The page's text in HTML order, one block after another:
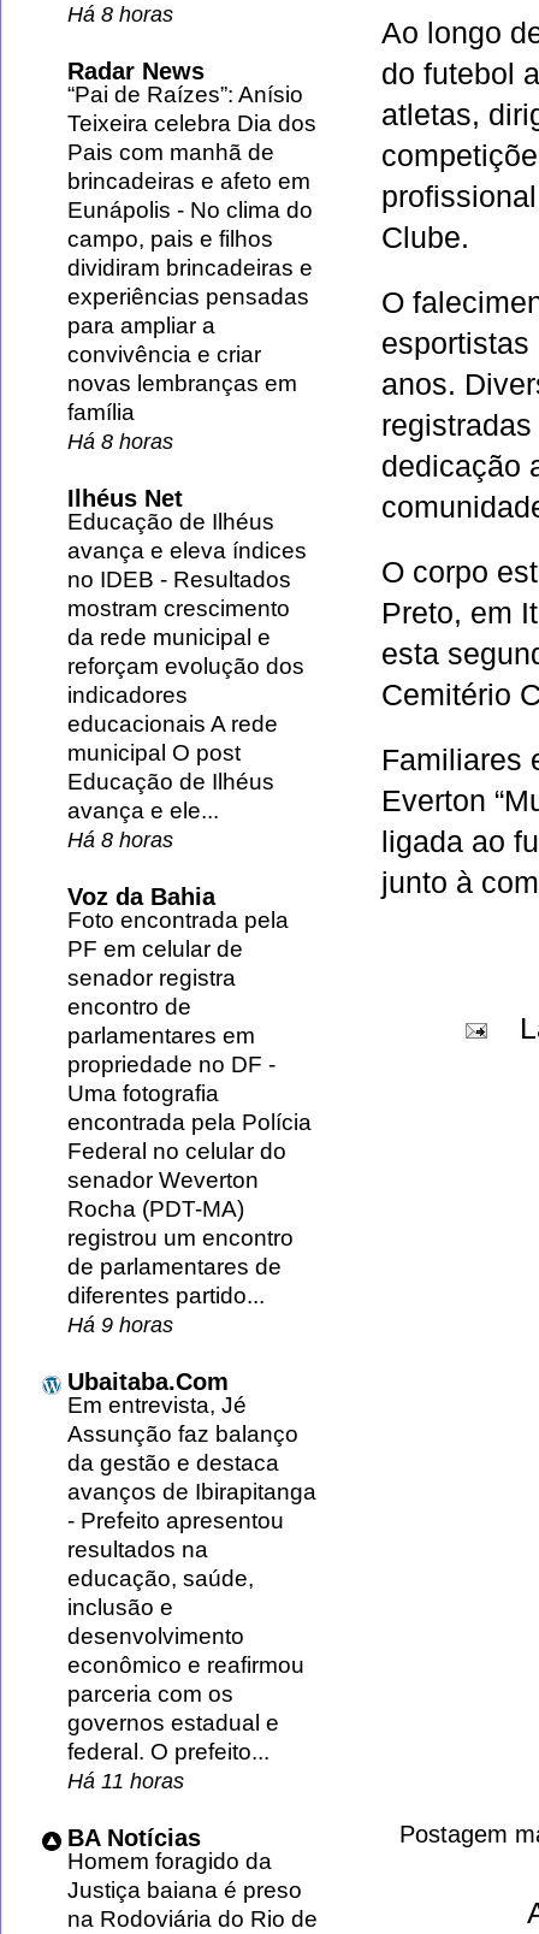
Ao longo
do futebol
atletas,
Clube.
O
esportistas
anos.
dedicação
O corpo
Preto, em
esta
Cemitério
Familiares
Everton
ligada ao
junto à
Postagem
Há 8 horas
Radar News
“Pai de Raízes”: Anísio
Teixeira celebra Dia dos
Pais com manhã de
brincadeiras e afeto em
Eunápolis - No clima do
campo, pais e filhos
dividiram brincadeiras e
experiências pensadas
para ampliar a
convivência e criar
novas lembranças em
família
Há 8 horas
Ilhéus Net
Educação de Ilhéus
avança e eleva índices
no IDEB - Resultados
mostram crescimento
da rede municipal e
reforçam evolução dos
indicadores
educacionais A rede
municipal O post
Educação de Ilhéus
avança e ele...
Há 8 horas
Voz da Bahia
Foto encontrada pela
PF em celular de
senador registra
encontro de
parlamentares em
propriedade no DF -
Uma fotografia
encontrada pela Polícia
Federal no celular do
senador Weverton
Rocha (PDT-MA)
registrou um encontro
de parlamentares de
diferentes partido...
Há 9 horas
Ubaitaba.Com
Em entrevista, Jé
Assunção faz balanço
da gestão e destaca
avanços de Ibirapitanga
- Prefeito apresentou
resultados na
educação, saúde,
inclusão e
desenvolvimento
econômico e reafirmou
parceria com os
governos estadual e
federal. O prefeito...
Há 11 horas
BA Notícias
Homem foragido da
Justiça baiana é preso
na Rodoviária do Rio de